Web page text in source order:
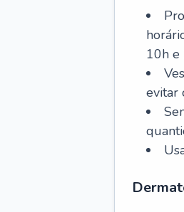
10h e
evitar